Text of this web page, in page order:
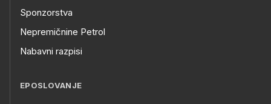
Sponzorstva
Nepremičnine Petrol
Nabavni razpisi
EPOSLOVANJE